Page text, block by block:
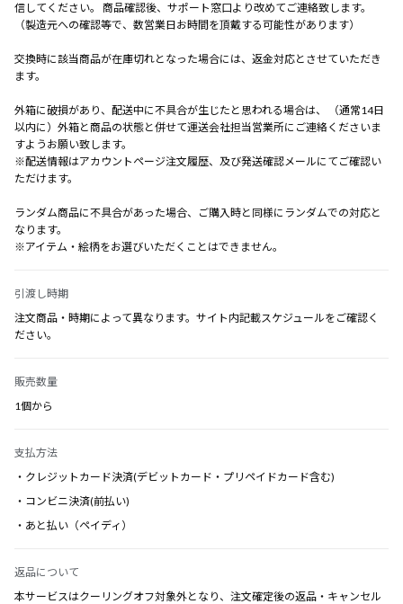
信してください。 商品確認後、サポート窓口より改めてご連絡致します。
（製造元への確認等で、数営業日お時間を頂戴する可能性があります）
交換時に該当商品が在庫切れとなった場合には、返金対応とさせていただき
ます。
外箱に破損があり、配送中に不具合が生じたと思われる場合は、 （通常14日
以内に）外箱と商品の状態と併せて運送会社担当営業所にご連絡くださいま
すようお願い致します。
※配送情報はアカウントページ注文履歴、及び発送確認メールにてご確認い
ただけます。
ランダム商品に不具合があった場合、ご購入時と同様にランダムでの対応と
なります。
※アイテム・絵柄をお選びいただくことはできません。
引渡し時期
注文商品・時期によって異なります。サイト内記載スケジュールをご確認く
ださい。
販売数量
1個から
支払方法
・クレジットカード決済(デビットカード・プリペイドカード含む)
・コンビニ決済(前払い)
・あと払い（ペイディ）
返品について
本サービスはクーリングオフ対象外となり、注文確定後の返品・キャンセル